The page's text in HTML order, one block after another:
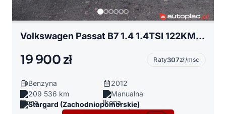
Volkswagen Passat B7 1.4 1.4TSI 122KM II Właściciel 6 Biegów Potwierdzony Przebieg Klimatyzacja
19 900 zł Raty307zł/msc
Benzyna
2012
209 536 km
Manualna
Stargard (Zachodniopomorskie)